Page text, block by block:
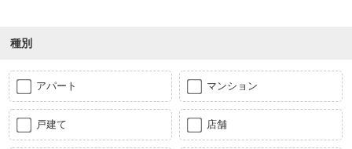
種別
アパート マンション
戸建て 店舗